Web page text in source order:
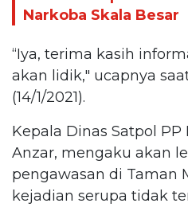
Narkoba Skala Besar
“Iya, terima kasih
akan lidik," ucapnya
(14/1/2021).
Kepala Dinas Satpol PP
Anzar, mengaku akan
pengawasan di Taman
kejadian serupa tidak